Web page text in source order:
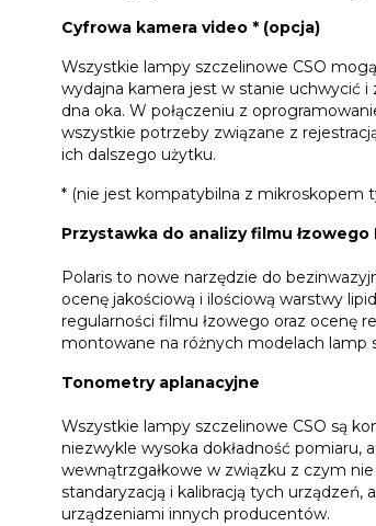
Cyfrowa kamera video * (opcja)
Wszystkie lampy szczelinowe CSO
wydajna kamera jest w stanie uchwycić
dna oka. W połączeniu z
wszystkie potrzeby związane z
ich dalszego użytku.
* (nie jest kompatybilna z mikroskopem
Przystawka do analizy filmu łzowego
Polaris to nowe narzędzie do
ocenę jakościową i ilościową warstwy
regularności filmu łzowego oraz ocenę
montowane na różnych modelach lamp
Tonometry aplanacyjne
Wszystkie lampy szczelinowe CSO są
niezwykle wysoka dokładność pomiaru,
wewnątrzgałkowe w związku z czym
standaryzacją i kalibracją tych urządzeń,
urządzeniami innych producentów.